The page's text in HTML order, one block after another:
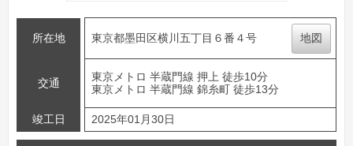
所在地 東京都墨田区横川五丁目６番４号 地図
交通
東京メトロ 半蔵門線 押上 徒歩10分
東京メトロ 半蔵門線 錦糸町 徒歩13分
竣工日 2025年01月30日